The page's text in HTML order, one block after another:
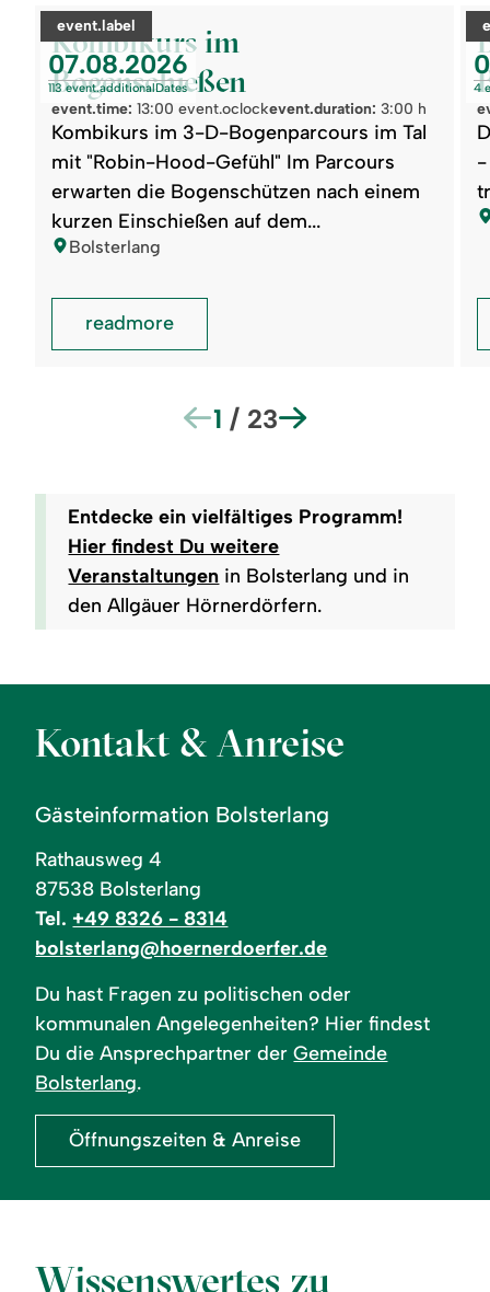
category:
event.label
event.nextDate:
07.08.2026
113 event.additionalDates
Kombikurs im
Bogenschießen
event.time: 13:00 event.oclockevent.duration: 3:00 h
Kombikurs im 3-D-Bogenparcours im Tal
mit "Robin-Hood-Gefühl" Im Parcours
erwarten die Bogenschützen nach einem
kurzen Einschießen auf dem...
location:
Bolsterlang
readmore:
Kombikurs
im
Bogenschießen
readmore
4
-
an
der
1 / 23
Entdecke ein vielfältiges Programm!
Hier findest Du weitere
Veranstaltungen in Bolsterlang und in
den Allgäuer Hörnerdörfern.
Kontakt & Anreise
Gästeinformation Bolsterlang
Rathausweg 4
87538 Bolsterlang
Tel. +49 8326 - 8314
bolsterlang@hoernerdoerfer.de
Du hast Fragen zu politischen oder
kommunalen Angelegenheiten? Hier findest
Du die Ansprechpartner derGemeinde
Bolsterlang.
Öffnungszeiten & Anreise
Wissenswertes zu